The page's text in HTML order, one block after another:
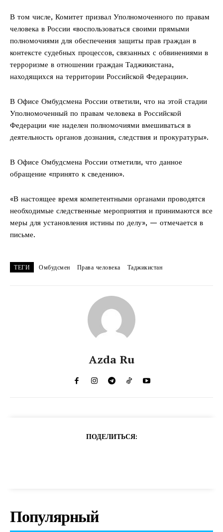
В том числе, Комитет призвал Уполномоченного по правам
человека в России «воспользоваться своими прямыми
полномочиями для обеспечения защиты прав граждан в
контексте судебных процессов, связанных с обвинениями в
терроризме в отношении граждан Таджикистана,
находящихся на территории Российской Федерации».
В Офисе Омбудсмена России ответили, что на этой стадии
Уполномоченный по правам человека в Российской
Федерации «не наделен полномочиями вмешиваться в
деятельность органов дознания, следствия и прокуратуры».
В Офисе Омбудсмена России отметили, что данное
обращение «принято к сведению».
«В настоящее время компетентными органами проводятся
необходимые следственные мероприятия и принимаются все
меры для установления истины по делу», — отмечается в
письме.
ТЕГИ Омбудсмен Права человека Таджикистан
Azda Ru
ПОДЕЛИТЬСЯ:
Популярный